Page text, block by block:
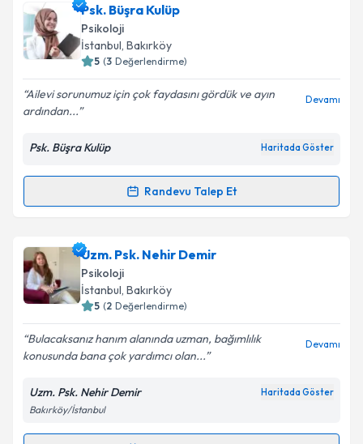
Psk. Ece İnceiçin randevu takvimi talebi oluşturun.
Size bu uzmandan randevu almanız için bir takvim
hazırlandığında e-posta ile bilgilendireceğiz.
Kişisel verilerimin işlenmesine ilişkin
Aydınlatma
kapsamda işlenmesini kabul ediyorum.
Psk. Büşra Kulüp
Psikoloji
İstanbul, Bakırköy
5 (3 Değerlendirme)
Ailevi sorunumuz için çok faydasını gördük ve ayın
ardından...
Devamı
Psk. Büşra Kulüp Haritada Göster
Randevu Talep Et
Randevu Takvimi Talebi
Psk. Büşra Kulüpiçin randevu takvimi talebi oluşturun.
Size bu uzmandan randevu almanız için bir takvim
hazırlandığında e-posta ile bilgilendireceğiz.
Kişisel verilerimin işlenmesine ilişkin
Aydınlatma
Metni
kapsamda işlenmesini kabul ediyorum.
Uzm. Psk. Nehir Demir
Psikoloji
İstanbul, Bakırköy
5 (2 Değerlendirme)
Bulacaksanız hanım alanında uzman, bağımlılık
konusunda bana çok yardımcı olan...
Devamı
Uzm. Psk. Nehir Demir Haritada Göster
Bakırköy/İstanbul